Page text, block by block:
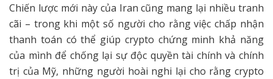
Chiến lược mới này của Iran cũng mang lại nhiều tranh
cãi – trong khi một số người cho rằng việc chấp nhận
thanh toán có thể giúp crypto chứng minh khả năng
của mình để chống lại sự độc quyền tài chính và chính
trị của Mỹ, những người hoài nghi lại cho rằng crypto